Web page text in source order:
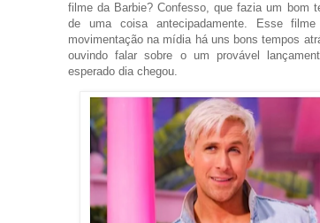
filme da Barbie? Confesso, que fazia um bom
de uma coisa antecipadamente. Esse
movimentação na mídia há uns bons tempos
ouvindo falar sobre o um provável
esperado dia chegou.